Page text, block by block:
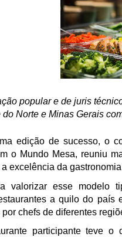
popular e de juris
do Norte e Minas Gerais
edição de sucesso, o
o Mundo Mesa, reuniu
excelência da
valorizar esse modelo
a quilo do país
chefs de diferentes
participante teve